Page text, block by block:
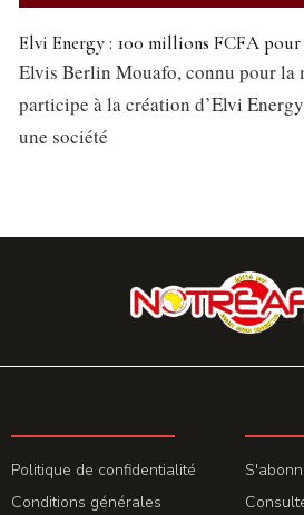
Elvi Energy : 100 millions FCFA
Elvis Berlin Mouafo, connu pour la
participe à la création d’Elvi
une société
Politique de confidentialité
Conditions générales